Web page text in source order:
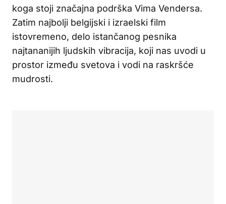
koga stoji značajna podrška Vima Vendersa.
Zatim najbolji belgijski i izraelski film
istovremeno, delo istančanog pesnika
najtananijih ljudskih vibracija, koji nas uvodi u
prostor između svetova i vodi na raskršće
mudrosti.